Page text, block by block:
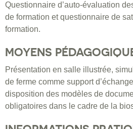
Questionnaire d’auto-évaluation
de formation et questionnaire de
formation.
MOYENS
Présentation en salle illustrée,
de ferme comme support
disposition des modèles de
obligatoires dans le cadre de la